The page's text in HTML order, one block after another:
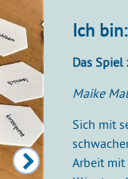
Ich
Das
Maike
Sich mit
Arbeit mit